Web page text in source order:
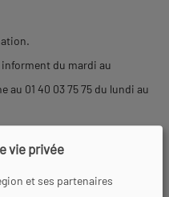
du mardi au
au 01 40 03 75 75 du lundi au
vie privée
et ses partenaires